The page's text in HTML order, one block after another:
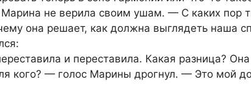
не верила своим ушам. — С каких пор
она решает, как должна выглядеть наша
и переставила. Какая разница?
кого? — голос Марины дрогнул. — Это мой